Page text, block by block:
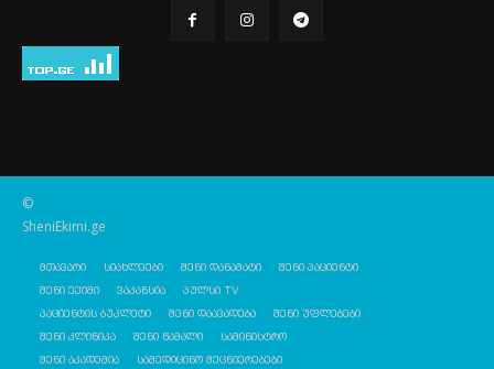
©
SheniEkimi.ge
მთავარი სიახლეები შენი დანამატი
შენი პაციენტი
შენი ექიმი
ვაკანსია
პულსი TV
პაციენტის ბუკლეტი
შენი დაავადება
შენი უფლებები
შენი კლინიკა
შენი წამალი
სამინისტრო
შენი აკადემია
სამედიცინო მეცნიერებები